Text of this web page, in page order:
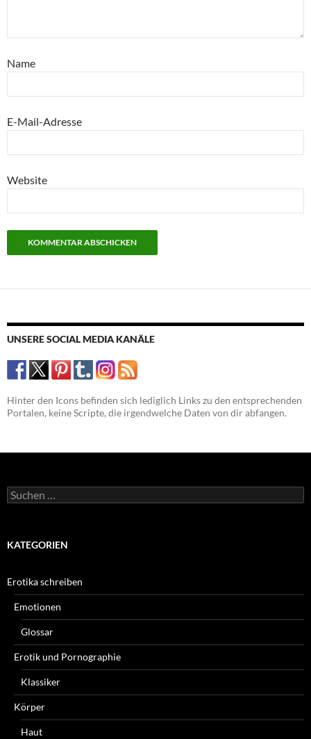
Name
E-Mail-Adresse
Website
UNSERE SOCIAL MEDIA KANÄLE
Hinter den Icons befinden sich lediglich Links zu den entsprechenden
Portalen, keine Scripte, die irgendwelche Daten von dir abfangen.
Suchen
nach:
KATEGORIEN
Erotika schreiben
Emotionen
Glossar
Erotik und Pornographie
Klassiker
Körper
Haut